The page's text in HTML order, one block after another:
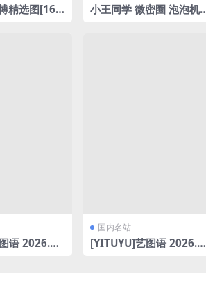
精选图[16
小王同学 微密圈 泡泡机
语 2026.0
国内名站
[YITUYU]艺图语 2026.0